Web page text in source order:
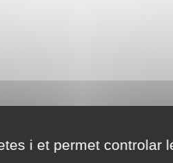
i et permet controlar